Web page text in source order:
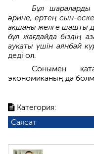
Категория:
Саясат
Бұл
әрине, ертең сын-
ақшаны желге шашты
бұл жағдайда біздің
ауқаты үшін аянбай
деді ол.
Сонымен
экономиканың да